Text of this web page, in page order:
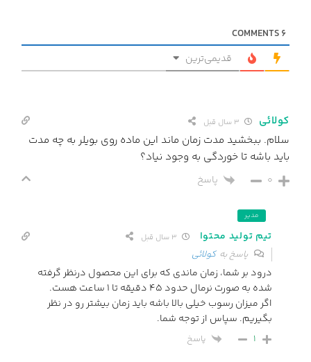
6
قدیمی‌ترین
کولائی
سلام. ببخشید مدت زمان ماند این ماده روی بویلر به چه مدت
باید باشه تا خوردگی به وجود نیاد؟
0 پاسخ
مدیر
تیم تولید محتوا
پاسخ بهکولائی
درود بر شما، زمان ماندی که برای این محصول درنظر گرفته
شده به صورت نرمال حدود ۴۵ دقیقه تا ۱ ساعت هست.
اگر میزان رسوب خیلی بالا باشه باید زمان بیشتر رو در نظر
بگیریم. سپاس از توجه شما.
1 پاسخ